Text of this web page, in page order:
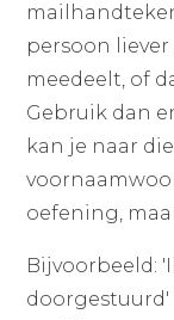
persoon
meedeelt, of
Gebruik dan
kan je naar
oefening,
Bijvoorbeeld:
doorgestuurd'